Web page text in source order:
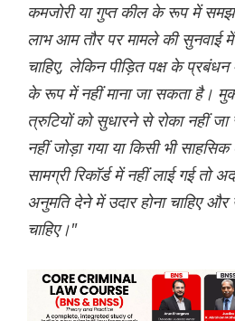
कमजोरी या गुप्त कील के रूप में
लाभ आम तौर पर मामले की सुनवाई
चाहिए, लेकिन पीड़ित पक्ष के
के रूप में नहीं माना जा सकता है।
त्रुटियों को सुधारने से रोका नहीं
नहीं जोड़ा गया या किसी भी
सामग्री रिकॉर्ड में नहीं लाई गई तो
अनुमति देने में उदार होना चाहिए
चाहिए।"